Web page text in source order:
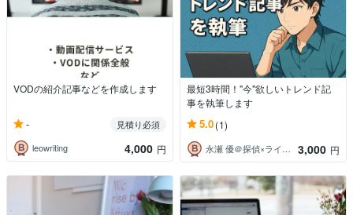
VODの紹介記事などを作成します
-
見積り必須
leowriting
4,000 円
最短3時間！"今"欲しいトレンド記
事を執筆します
5.0(1)
永瀬 優＠探偵×ライター 3,000 円